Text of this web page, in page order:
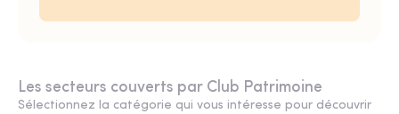
Les secteurs couverts par Club Patrimoine
Sélectionnez la catégorie qui vous intéresse pour découvrir